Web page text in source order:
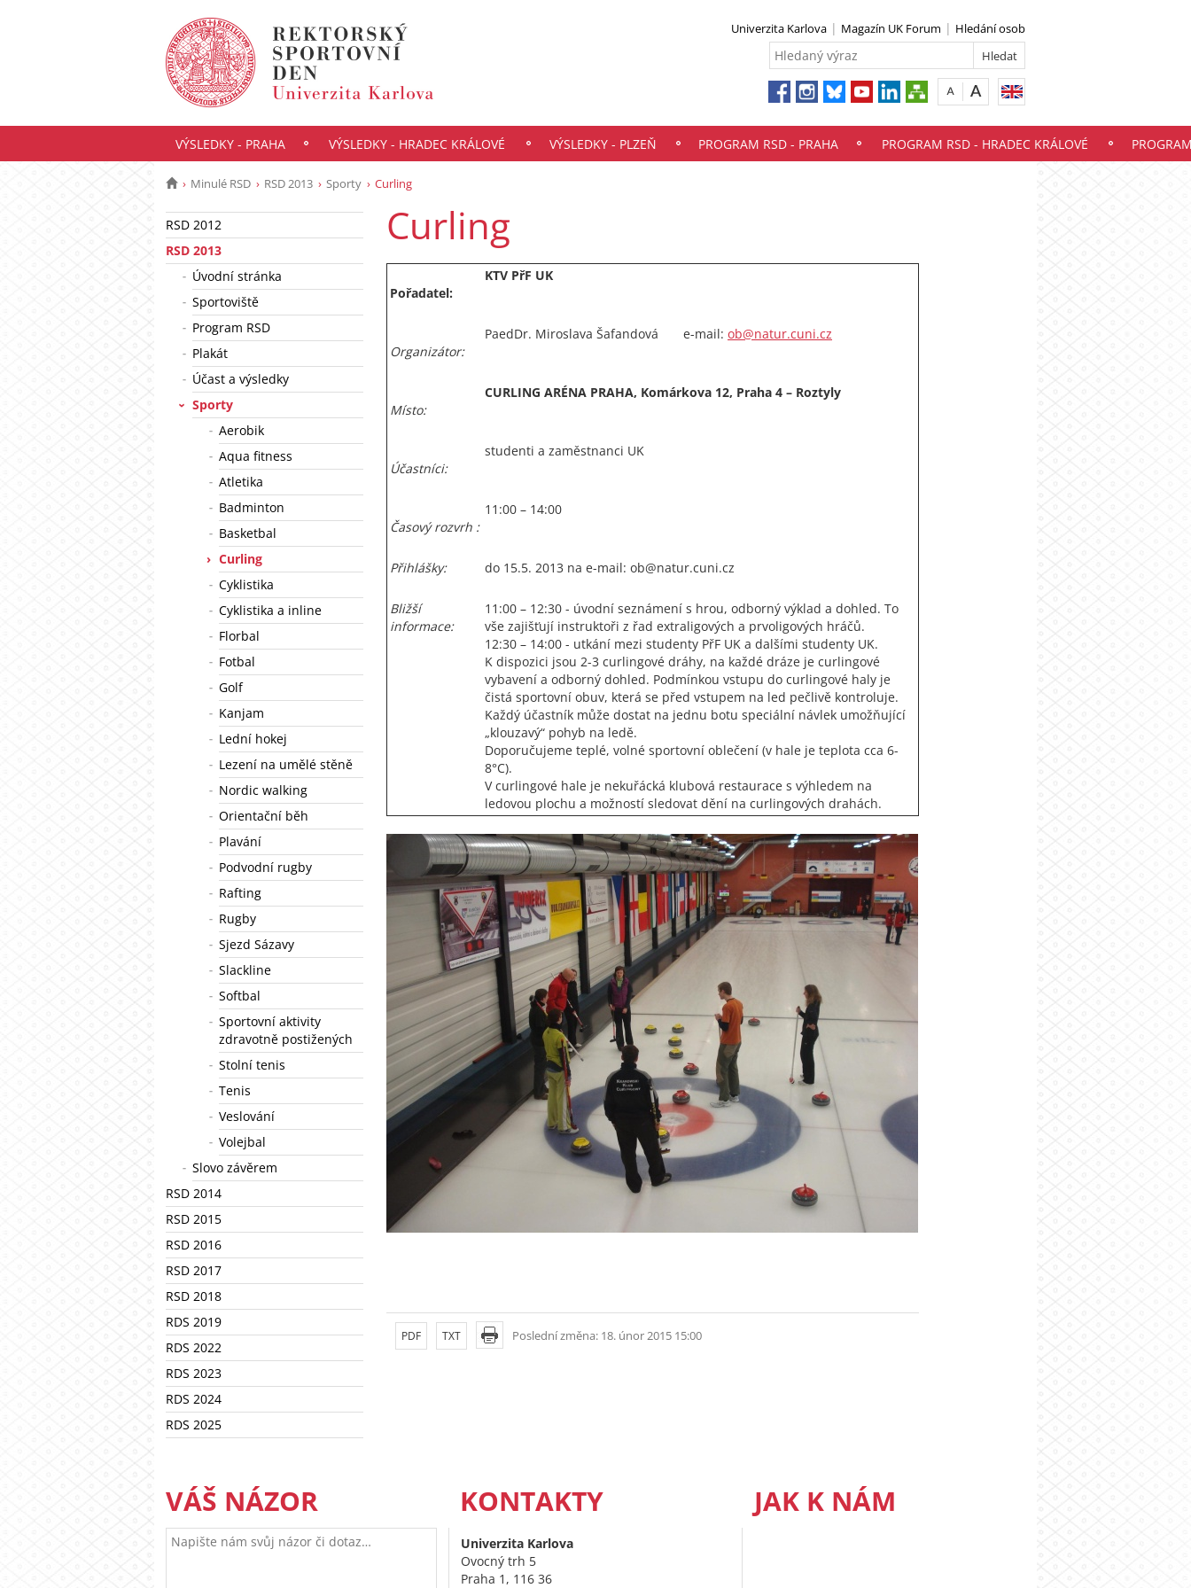
Univerzita Karlova Magazín UK Forum Hledání osob
VÝSLEDKY - PRAHA VÝSLEDKY - HRADEC KRÁLOVÉ VÝSLEDKY - PLZEŇ PROGRAM RSD - PRAHA PROGRAM RSD - HRADEC KRÁLOVÉ
Minulé RSD RSD 2013 Sporty Curling
RSD 2012
RSD 2013
Úvodní stránka
Sportoviště
Program RSD
Plakát
Účast a výsledky
Sporty
Aerobik
Aqua fitness
Atletika
Badminton
Basketbal
Curling
Cyklistika
Cyklistika a inline
Florbal
Fotbal
Golf
Kanjam
Lední hokej
Lezení na umělé stěně
Nordic walking
Orientační běh
Plavání
Podvodní rugby
Rafting
Rugby
Sjezd Sázavy
Slackline
Softbal
Sportovní aktivity
zdravotně postižených
Stolní tenis
Tenis
Veslování
Volejbal
Slovo závěrem
RSD 2014
RSD 2015
RSD 2016
RSD 2017
RSD 2018
RDS 2019
RDS 2022
RDS 2023
RDS 2024
RDS 2025
Curling
Pořadatel:
KTV PřF UK
Organizátor:
PaedDr. Miroslava Šafandová e-mail: ob@natur.cuni.cz
Místo:
CURLING ARÉNA PRAHA, Komárkova 12, Praha 4 – Roztyly
Účastníci:
studenti a zaměstnanci UK
Časový rozvrh :
11:00 – 14:00
Přihlášky: do 15.5. 2013 na e-mail: ob@natur.cuni.cz
Bližší
informace:
11:00 – 12:30 - úvodní seznámení s hrou, odborný výklad a dohled. To
vše zajišťují instruktoři z řad extraligových a prvoligových hráčů.
12:30 – 14:00 - utkání mezi studenty PřF UK a dalšími studenty UK.
K dispozici jsou 2-3 curlingové dráhy, na každé dráze je curlingové
vybavení a odborný dohled. Podmínkou vstupu do curlingové haly je
čistá sportovní obuv, která se před vstupem na led pečlivě kontroluje.
Každý účastník může dostat na jednu botu speciální návlek umožňující
„klouzavý“ pohyb na ledě.
Doporučujeme teplé, volné sportovní oblečení (v hale je teplota cca 6-
8°C).
V curlingové hale je nekuřácká klubová restaurace s výhledem na
ledovou plochu a možností sledovat dění na curlingových drahách.
Poslední změna: 18. únor 2015 15:00
PDF TXT
VÁŠ NÁZOR KONTAKTY
Univerzita Karlova
Ovocný trh 5
Praha 1, 116 36
JAK K NÁM